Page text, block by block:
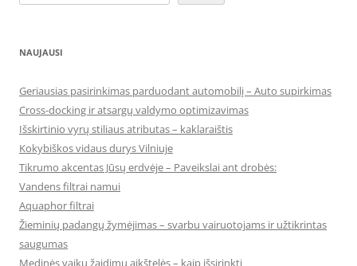
NAUJAUSI
Geriausias pasirinkimas parduodant automobilį – Auto supirkimas
Cross-docking ir atsargų valdymo optimizavimas
Išskirtinio vyrų stiliaus atributas – kaklaraištis
Kokybiškos vidaus durys Vilniuje
Tikrumo akcentas Jūsų erdvėje – Paveikslai ant drobės:
Vandens filtrai namui
Aquaphor filtrai
Žieminių padangų žymėjimas – svarbu vairuotojams ir užtikrintas
saugumas
Medinės vaikų žaidimų aikštelės – kaip išsirinkti